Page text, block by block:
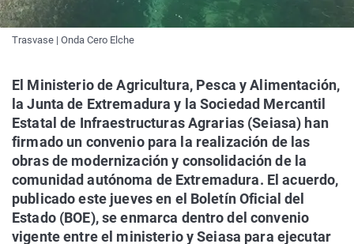
Trasvase | Onda Cero Elche
El Ministerio de Agricultura, Pesca y Alimentación,
la Junta de Extremadura y la Sociedad Mercantil
Estatal de Infraestructuras Agrarias (Seiasa) han
firmado un convenio para la realización de las
obras de modernización y consolidación de la
comunidad autónoma de Extremadura. El acuerdo,
publicado este jueves en el Boletín Oficial del
Estado (BOE), se enmarca dentro del convenio
vigente entre el ministerio y Seiasa para ejecutar